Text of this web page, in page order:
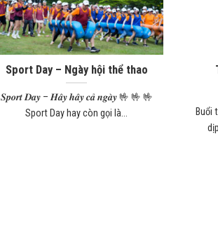
Sport Day – Ngày hội thể thao
𝑺𝒑𝒐𝒓𝒕 𝑫𝒂𝒚 – 𝑯𝒂̂𝒚 𝒉𝒂̂𝒚 𝒄𝒂̉ 𝒏𝒈𝒂̀𝒚 🤟 🤟 🤟
Sport Day hay còn gọi là...
Buổi